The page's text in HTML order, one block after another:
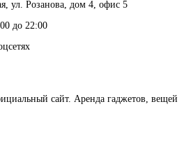
ул. Розанова, дом 4, офис 5
до 22:00
сайт. Аренда гаджетов, вещей